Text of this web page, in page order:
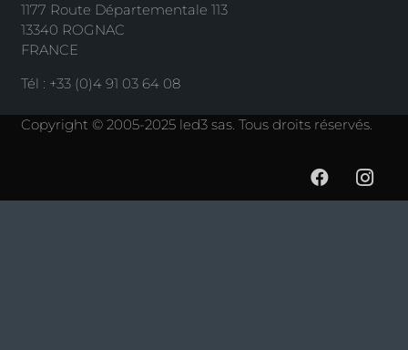
1177 Route Départementale 113
13340 ROGNAC
FRANCE
Tél : +33 (0)4 91 03 64 08
Copyright © 2005-2025 led3 sas. Tous droits réservés.